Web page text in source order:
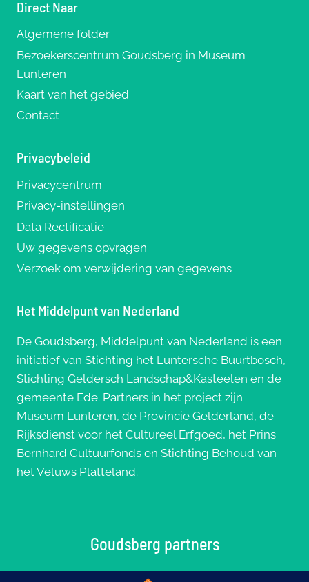
Direct Naar
Algemene folder
Bezoekerscentrum Goudsberg in Museum
Lunteren
Kaart van het gebied
Contact
Privacybeleid
Privacycentrum
Privacy-instellingen
Data Rectificatie
Uw gegevens opvragen
Verzoek om verwijdering van gegevens
Het Middelpunt van Nederland
De Goudsberg, Middelpunt van Nederland is een
initiatief van Stichting het Luntersche Buurtbosch,
Stichting Geldersch Landschap&Kasteelen en de
gemeente Ede. Partners in het project zijn
Museum Lunteren, de Provincie Gelderland, de
Rijksdienst voor het Cultureel Erfgoed, het Prins
Bernhard Cultuurfonds en Stichting Behoud van
het Veluws Platteland.
Goudsberg partners